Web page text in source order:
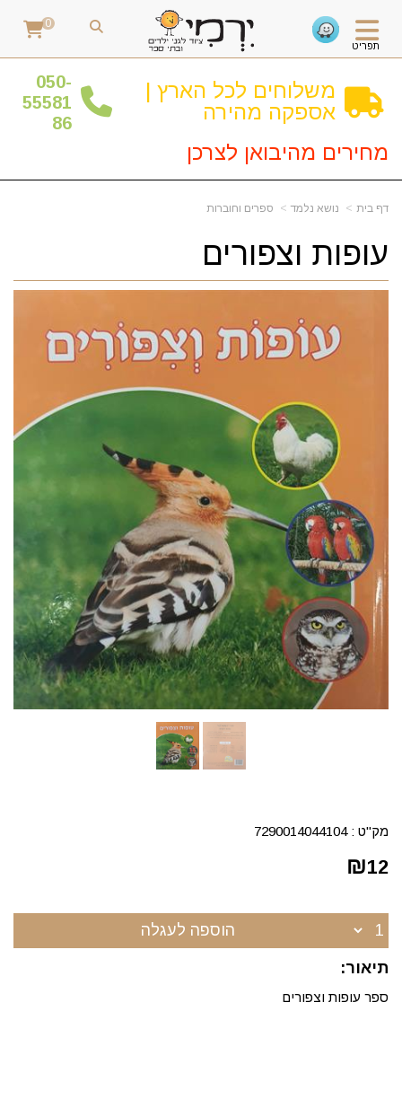
תפריט
0
משלוחים לכל הארץ |
אספקה מהירה
050-
55581
86
מחירים מהיבואן לצרכן
דף בית נושא נלמד ספרים וחוברות
עופות וצפורים
מק"ט :7290014044104
₪12
הוספה לעגלה
תיאור:
ספר עופות וצפורים